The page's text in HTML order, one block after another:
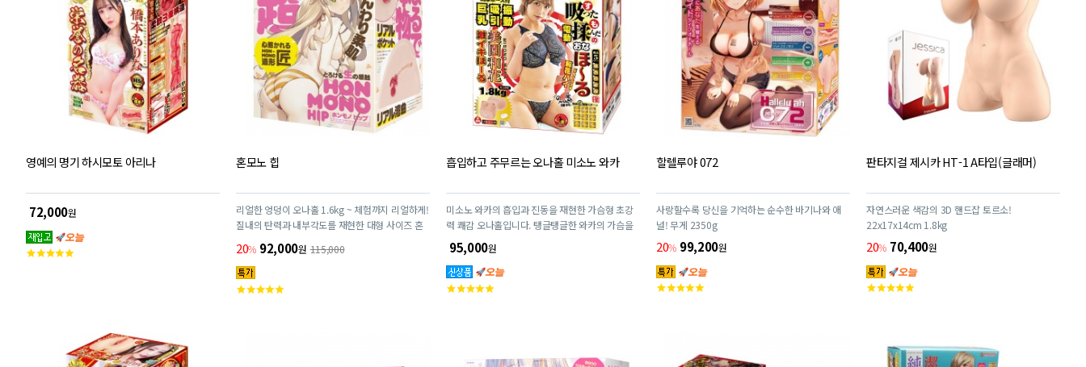
영예의 명기 하시모토 아리나
72,000원
고
혼모노 힙
리얼한 엉덩이 오나홀 1.6kg ~ 체험까지 리얼하게!
질내의 탄력과 내부각도를 재현한 대형 사이즈 혼
20% 92,000원 115,000
고
흡입하고 주무르는 오나홀 미소노 와카
미소노 와카의 흡입과 진동을 재현한 가슴형 초강
력 쾌감 오나홀입니다. 탱글탱글한 와카의 가슴을
주무르면서 강하게 빨아들이는 진동 바기나로 극강
의 쾌감을 느낄 수 있습니다. 약 1.8kg의 볼륨감 있
는 초대형 가슴 구조로 만들어진 강력 쾌감 홀입니
다.
95,000원
고
할렐루야 072
사랑할수록 당신을 기억하는 순수한 바기나와 애
널! 무게 2350g
20% 99,200원
고
판타지걸 제시카 HT-1 A타입(글래머)
자연스러운 색감의 3D 핸드잡 토르소!
22x17x14cm 1.8kg
20% 70,400원
고